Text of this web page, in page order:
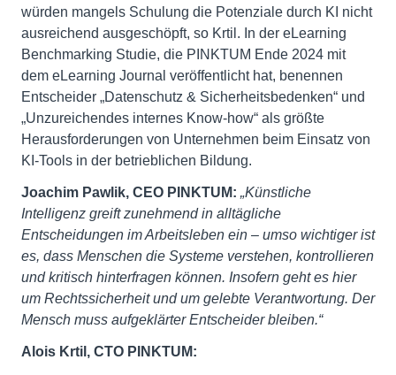
würden mangels Schulung die Potenziale durch KI nicht
ausreichend ausgeschöpft, so Krtil. In der eLearning
Benchmarking Studie, die PINKTUM Ende 2024 mit
dem eLearning Journal veröffentlicht hat, benennen
Entscheider „Datenschutz & Sicherheitsbedenken“ und
„Unzureichendes internes Know-how“ als größte
Herausforderungen von Unternehmen beim Einsatz von
KI-Tools in der betrieblichen Bildung.
Joachim Pawlik, CEO PINKTUM: „Künstliche
Intelligenz greift zunehmend in alltägliche
Entscheidungen im Arbeitsleben ein – umso wichtiger ist
es, dass Menschen die Systeme verstehen, kontrollieren
und kritisch hinterfragen können. Insofern geht es hier
um Rechtssicherheit und um gelebte Verantwortung. Der
Mensch muss aufgeklärter Entscheider bleiben.“
Alois Krtil, CTO PINKTUM: